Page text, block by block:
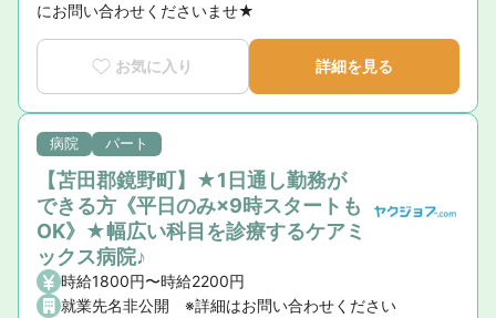
にお問い合わせくださいませ★
お気に入り 詳細を見る
病院 パート
【苫田郡鏡野町】★1日通し勤務が
できる方《平日のみ×9時スタートも
OK》★幅広い科目を診療するケアミ
ックス病院♪
時給1800円〜時給2200円
就業先名非公開 ※詳細はお問い合わせください